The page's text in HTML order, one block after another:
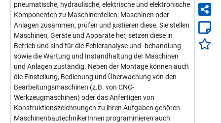
pneumatische, hydraulische, elektrische und elektronische
Komponenten zu Maschinenteilen, Maschinen oder
Anlagen zusammen, prüfen und justieren diese. Sie stellen
Maschinen, Geräte und Apparate her, setzen diese in
Betrieb und sind für die Fehleranalyse und -behandlung
sowie die Wartung und Instandhaltung der Maschinen
und Anlagen zuständig. Neben der Montage können auch
die Einstellung, Bedienung und Überwachung von den
Bearbeitungsmaschinen (z.B. von CNC-
Werkzeugmaschinen) oder das Anfertigen von
Konstruktionszeichnungen zu ihren Aufgaben gehören.
MaschinenbautechnikerInnen programmieren auch